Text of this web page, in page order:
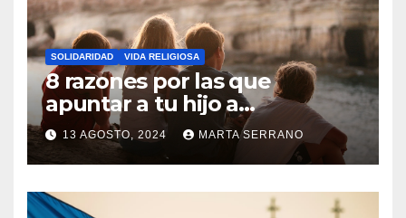
T
A
R
I
O
S
H
A
Y
SOLIDARIDAD VIDA RELIGIOSA
8 razones por las que
apuntar a tu hijo a
Catequesis
13 AGOSTO, 2024 MARTA SERRANO
N
O